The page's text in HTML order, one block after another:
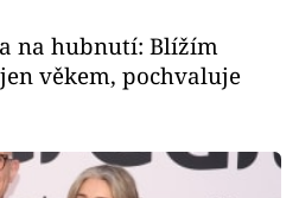
na hubnutí: Blížím
věkem, pochvaluje